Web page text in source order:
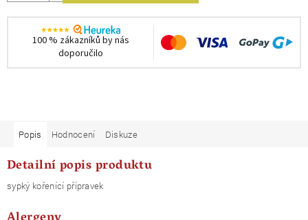
100 % zákazníků by nás
doporučilo
Popis Hodnocení Diskuze
Detailní popis produktu
sypký kořenící přípravek